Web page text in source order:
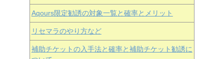
Aqours限定勧誘の対象一覧と確率とメリット
リセマラのやり方など
補助チケットの入手法と確率と補助チケット勧誘に